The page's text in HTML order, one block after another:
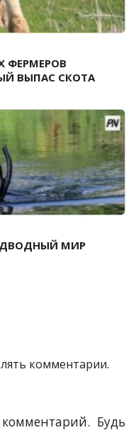
ФЕРМЕРОВ
ВЫПАС СКОТА
МИР
комментарии.
Будь